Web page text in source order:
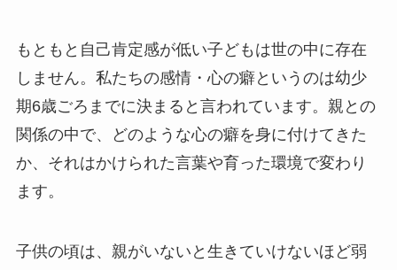
もともと自己肯定感が低い子どもは世の中に存在
しません。私たちの感情・心の癖というのは幼少
期6歳ごろまでに決まると言われています。親との
関係の中で、どのような心の癖を身に付けてきた
か、それはかけられた言葉や育った環境で変わり
ます。
子供の頃は、親がいないと生きていけないほど弱